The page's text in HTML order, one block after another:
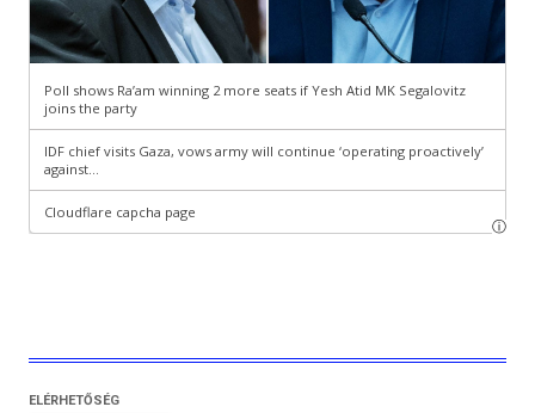
ELÉRHETŐSÉG